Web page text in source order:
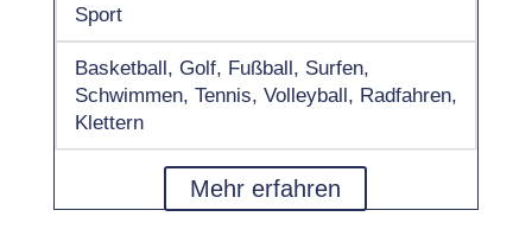
Sport
Basketball, Golf, Fußball, Surfen,
Schwimmen, Tennis, Volleyball, Radfahren,
Klettern
Mehr erfahren